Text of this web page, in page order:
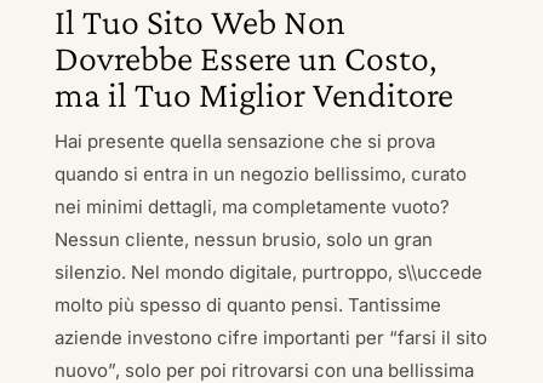
Il Tuo Sito Web Non
Dovrebbe Essere un Costo,
ma il Tuo Miglior Venditore
Hai presente quella sensazione che si prova
quando si entra in un negozio bellissimo, curato
nei minimi dettagli, ma completamente vuoto?
Nessun cliente, nessun brusio, solo un gran
silenzio. Nel mondo digitale, purtroppo, s\\uccede
molto più spesso di quanto pensi. Tantissime
aziende investono cifre importanti per “farsi il sito
nuovo”, solo per poi ritrovarsi con una bellissima